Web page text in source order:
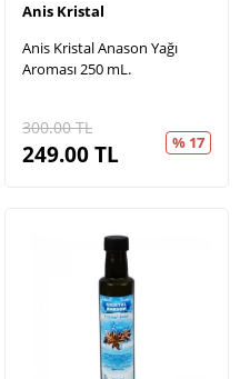
Anis Kristal
Anis Kristal Anason Yağı
Aroması 250 mL.
300.00TL
249.00TL % 17